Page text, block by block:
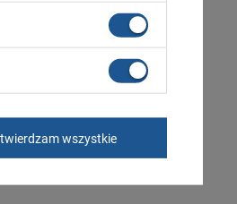
wszystkie